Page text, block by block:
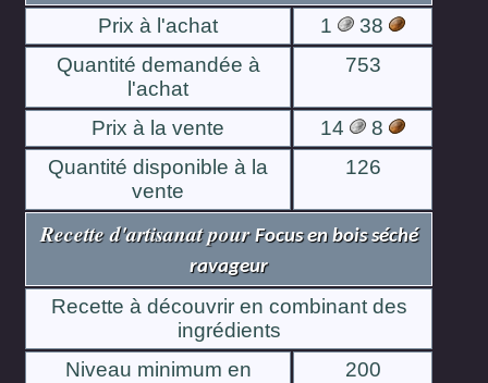
Prix à l'achat 1
38
Quantité demandée à
l'achat
753
Prix à la vente 14
8
Quantité disponible à la
vente
126
Recette d'artisanat pourFocus en bois séché
ravageur
Recette à découvrir en combinant des
ingrédients
Niveau minimum en
200